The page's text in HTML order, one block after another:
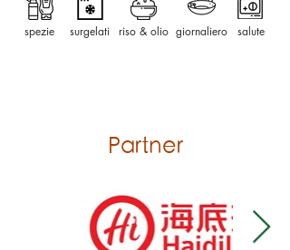
riso & olio giornaliero salute
spezie surgelati
Partner